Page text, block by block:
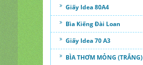
Giấy Idea 80A4
Bìa Kiếng Đài Loan
Giấy Idea 70 A3
BÌA THƠM MỎNG (TRẮNG)